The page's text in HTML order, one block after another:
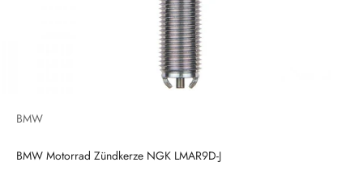
BMW
BMW Motorrad Zündkerze NGK LMAR9D-J